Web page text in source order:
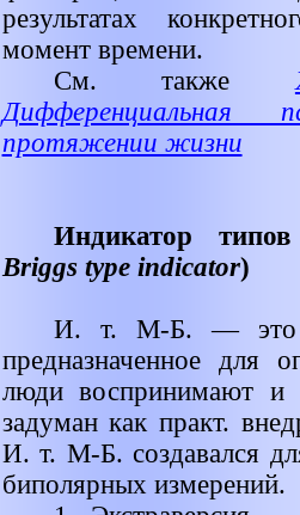
результатах
момент времени.
См. также
Дифференциальная
протяжении жизни
Индикатор
Briggs type indicator)
И. т. М-Б. — это
предназначенное для
люди воспринимают и
задуман как практ.
И. т. М-Б. создавался
биполярных измерений.